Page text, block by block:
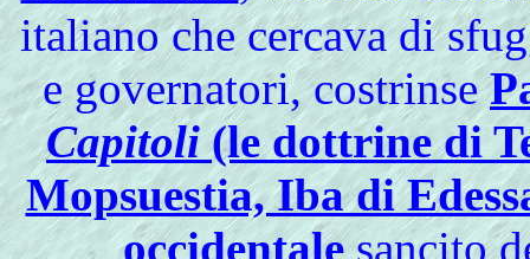
italiano che cercava di
e governatori, costrinse
Capitoli(le dottrine di
Mopsuestia, Iba di
occidentalesancito